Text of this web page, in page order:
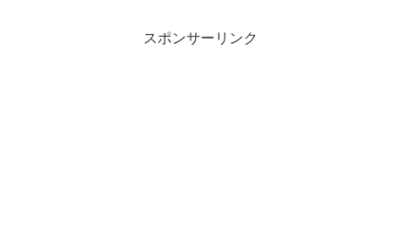
スポンサーリンク